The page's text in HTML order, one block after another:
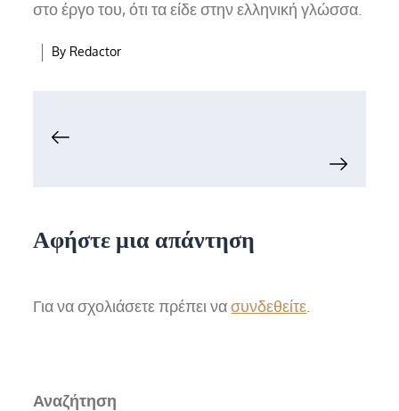
στο έργο του, ότι τα είδε στην ελληνική γλώσσα.
By Redactor
Πλοήγηση
Αφήστε μια απάντηση
Για να σχολιάσετε πρέπει νασυνδεθείτε
Αναζήτηση